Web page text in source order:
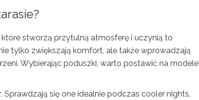
stworzą przytulną atmosferę i uczynią to
tylko zwiększają komfort, ale także wprowadzają
Wybierając poduszki, warto postawić na modele
. Sprawdzają się one idealnie podczas cooler nights,